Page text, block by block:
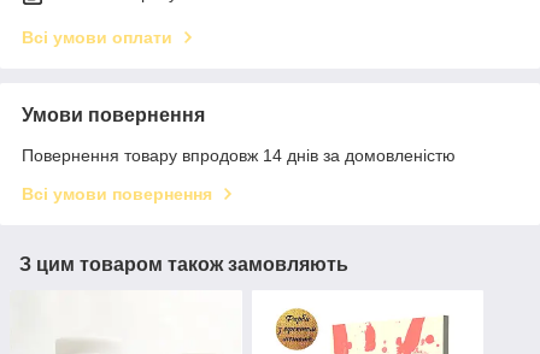
Всі умови оплати
Умови повернення
Повернення товару впродовж 14 днів за домовленістю
Всі умови повернення
З цим товаром також замовляють